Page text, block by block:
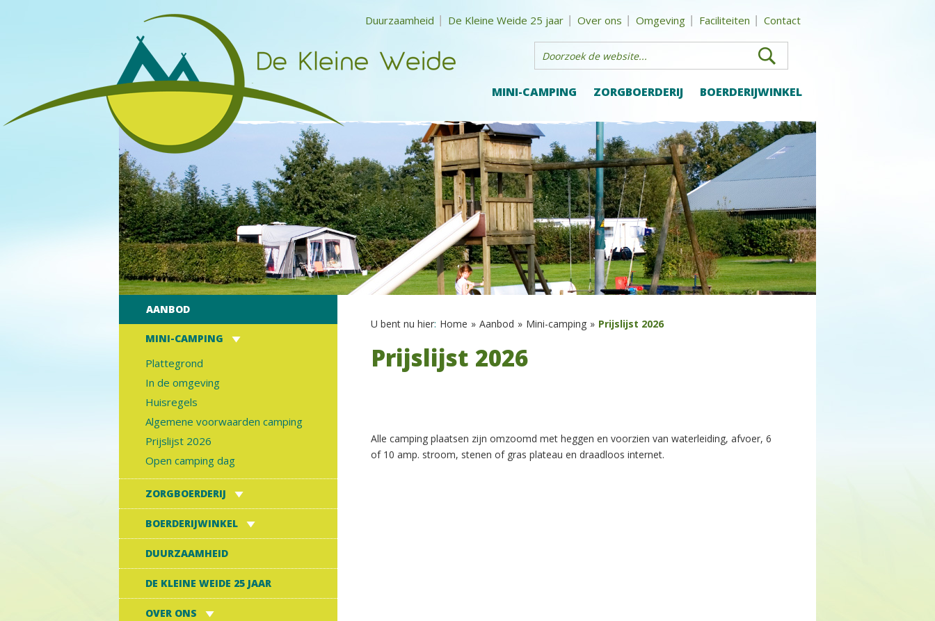
Duurzaamheid De Kleine Weide 25 jaar Over ons Omgeving Faciliteiten Contact
MINI-CAMPING ZORGBOERDERIJ BOERDERIJWINKEL
AANBOD
MINI-CAMPING
Plattegrond
In de omgeving
Huisregels
Algemene voorwaarden camping
Prijslijst 2026
Open camping dag
ZORGBOERDERIJ
BOERDERIJWINKEL
DUURZAAMHEID
DE KLEINE WEIDE 25 JAAR
OVER ONS
U bent nu hier: Home » Aanbod » Mini-camping » Prijslijst 2026
Prijslijst 2026
Alle camping plaatsen zijn omzoomd met heggen en voorzien van waterleiding, afvoer, 6
of 10 amp. stroom, stenen of gras plateau en draadloos internet.